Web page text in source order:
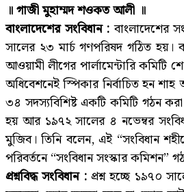
॥ গাজী মুহাম্মদ শওকত আলী ॥
বাংলাদেশের সংবিধান : বাংলাদেশের
সালের ২৩ মার্চ গণপরিষদ গঠিত হয়।
আওয়ামী লীগের পার্লামেন্টারি কমিটি
অধিবেশনেই স্পিকার নির্বাচিত হন
৩৪ সদস্যবিশিষ্ট একটি কমিটি গঠন
হয় আর ১৯৭২ সালের ৪ নভেম্বর
মুজিব। তিনি বলেন, এই “সংবিধান
পরিবর্তনে “সংবিধান সংস্কার কমিশন”
প্রশ্নবিদ্ধ সংবিধান :প্রশ্ন হচ্ছে ১৯৭০